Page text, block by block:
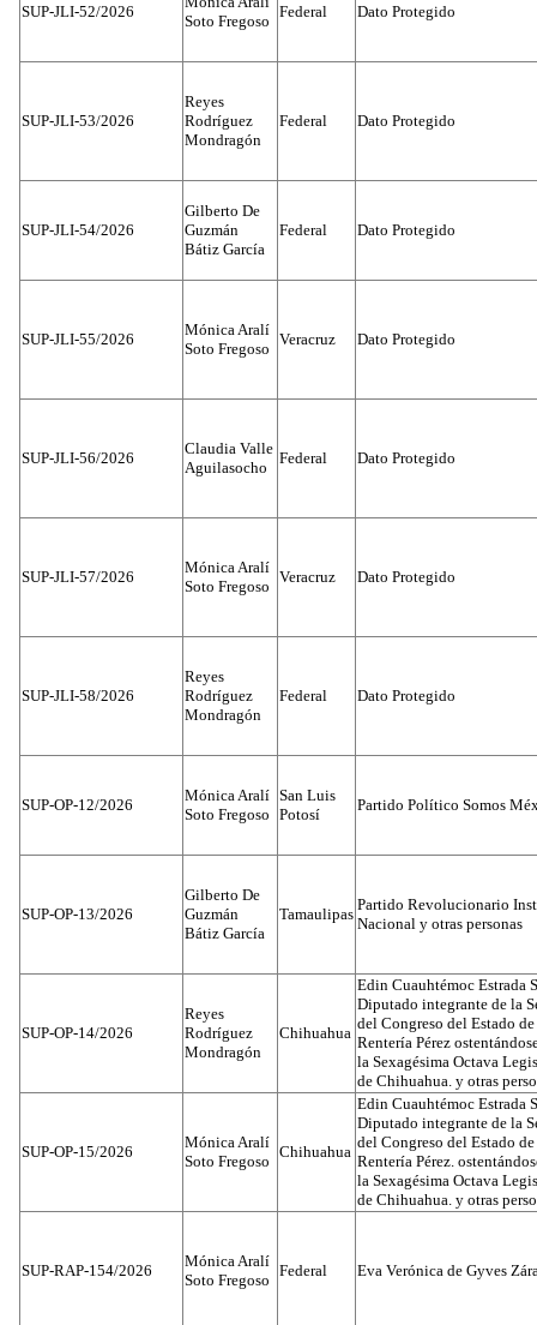
SUP-JLI-52/2026
Soto Fregoso
Federal Dato Protegido
SUP-JLI-53/2026
Reyes
Rodríguez
Mondragón
Federal Dato Protegido
SUP-JLI-54/2026
Gilberto De
Guzmán
Bátiz García
Federal Dato Protegido
SUP-JLI-55/2026
Mónica Aralí
Soto Fregoso
Veracruz Dato Protegido
SUP-JLI-56/2026
Claudia Valle
Aguilasocho
Federal Dato Protegido
SUP-JLI-57/2026
Mónica Aralí
Soto Fregoso
Veracruz Dato Protegido
SUP-JLI-58/2026
Reyes
Rodríguez
Mondragón
Federal Dato Protegido
SUP-OP-12/2026
Mónica Aralí
Soto Fregoso
San Luis
Potosí
Partido Político Somos
SUP-OP-13/2026
Gilberto De
Guzmán
Bátiz García
Tamaulipas
Partido Revolucionario
Nacional y otras personas
SUP-OP-14/2026
Reyes
Rodríguez
Mondragón
Chihuahua
Edin Cuauhtémoc Estrada
Diputado integrante de la
del Congreso del Estado
Rentería Pérez
la Sexagésima Octava
de Chihuahua. y otras
SUP-OP-15/2026
Mónica Aralí
Soto Fregoso
Chihuahua
Edin Cuauhtémoc Estrada
Diputado integrante de la
del Congreso del Estado
Rentería Pérez.
la Sexagésima Octava
de Chihuahua. y otras
SUP-RAP-154/2026
Mónica Aralí
Soto Fregoso
Federal Eva Verónica de Gyves